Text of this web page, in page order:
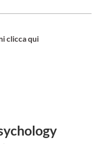
clicca qui